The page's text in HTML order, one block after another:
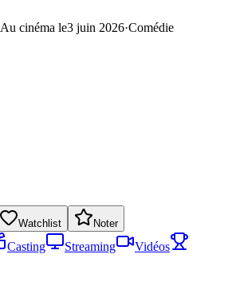
Au cinéma le3 juin 2026·Comédie
Watchlist Noter
Casting Streaming
Vidéos